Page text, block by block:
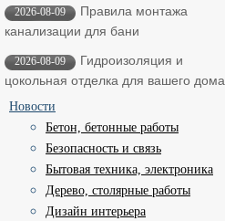
2026-08-09
Правила монтажа
канализации для бани
2026-08-09
Гидроизоляция и
цокольная отделка для вашего дома
Новости
Бетон, бетонные работы
Безопасность и связь
Бытовая техника, электроника
Дерево, столярные работы
Дизайн интерьера